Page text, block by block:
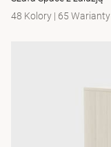
48 Kolory | 65 Warianty